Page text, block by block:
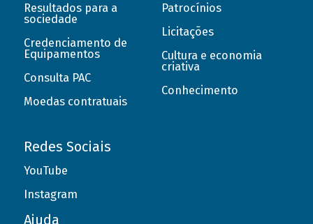
Resultados para a
sociedade
Credenciamento de
Equipamentos
Consulta PAC
Moedas contratuais
Patrocínios
Licitações
Cultura e economia
criativa
Conhecimento
Redes Sociais
YouTube
Instagram
Ajuda